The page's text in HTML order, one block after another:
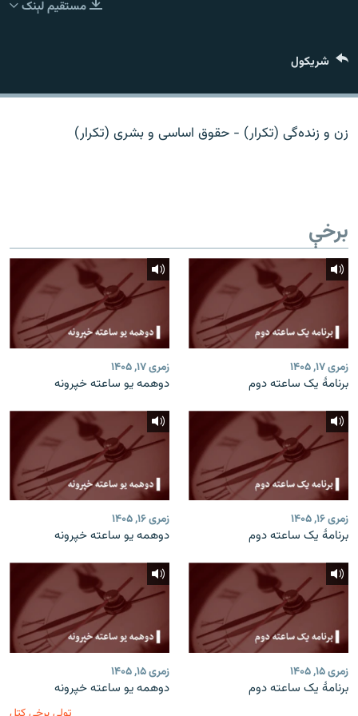
دري پاڼه
راسره ملګري شئ
مستقیم لېنک
شريکول
زن و زنده‌گی (تکرار) - حقوق اساسی و بشری (تکرار)
برخې
زمری ۱۷, ۱۴۰۵
برنامۀ یک ساعته دوم
زمری ۱۷, ۱۴۰۵
دوهمه یو ساعته خپرونه
زمری ۱۶, ۱۴۰۵
برنامۀ یک ساعته دوم
زمری ۱۶, ۱۴۰۵
دوهمه یو ساعته خپرونه
زمری ۱۵, ۱۴۰۵
برنامۀ یک ساعته دوم
زمری ۱۵, ۱۴۰۵
دوهمه یو ساعته خپرونه